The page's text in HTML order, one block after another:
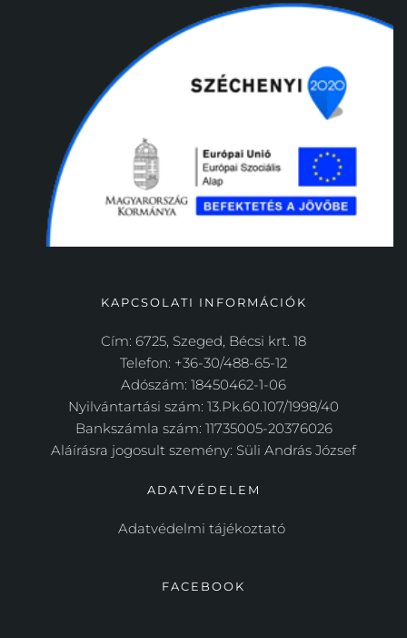
KAPCSOLATI INFORMÁCIÓK
Cím: 6725, Szeged, Bécsi krt. 18
Telefon: +36-30/488-65-12
Adószám: 18450462-1-06
Nyilvántartási szám: 13.Pk.60.107/1998/40
Bankszámla szám: 11735005-20376026
Aláírásra jogosult szemény: Süli András József
ADATVÉDELEM
Adatvédelmi tájékoztató
FACEBOOK